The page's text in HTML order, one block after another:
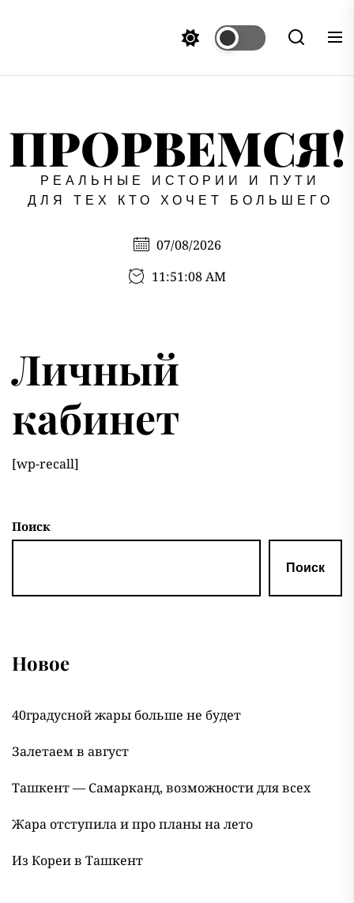
ПРОРВЕМСЯ!
РЕАЛЬНЫЕ ИСТОРИИ И ПУТИ
ДЛЯ ТЕХ КТО ХОЧЕТ БОЛЬШЕГО
07/08/2026
11:51:08 AM
Личный
кабинет
[wp-recall]
Поиск
Поиск
Новое
40градусной жары больше не будет
Залетаем в август
Ташкент — Самарканд, возможности для всех
Жара отступила и про планы на лето
Из Кореи в Ташкент